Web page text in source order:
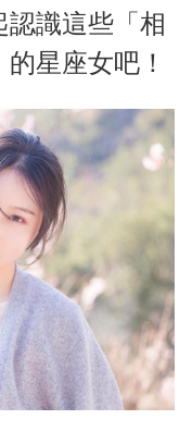
識這些「相
星座女吧！